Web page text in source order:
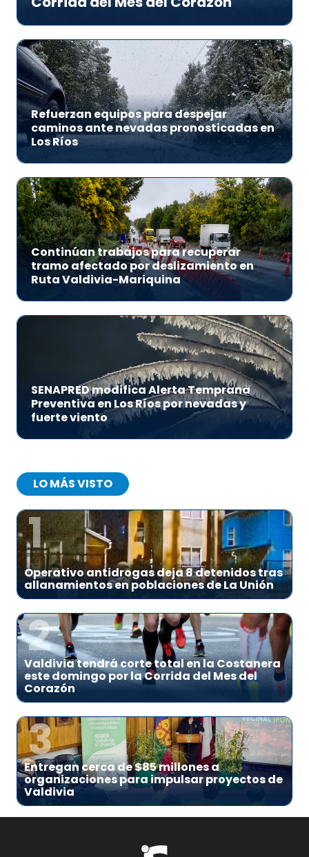
Refuerzan equipos para despejar
caminos ante nevadas pronosticadas en
Los Ríos
Continúan trabajos para recuperar
tramo afectado por deslizamiento en
Ruta Valdivia-Mariquina
SENAPRED modifica Alerta Temprana
Preventiva en Los Ríos por nevadas y
fuerte viento
LO MÁS VISTO
1
Operativo antidrogas deja 8 detenidos tras
allanamientos en poblaciones de La Unión
2
Valdivia tendrá corte total en la Costanera
este domingo por la Corrida del Mes del
Corazón
3
Entregan cerca de $85 millones a
organizaciones para impulsar proyectos de
Valdivia